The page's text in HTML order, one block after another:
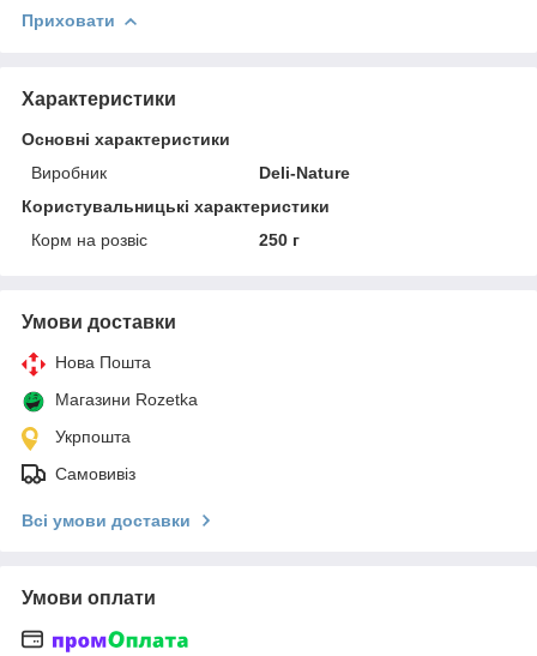
Приховати
Характеристики
Основні характеристики
Виробник
Deli-Nature
Користувальницькі характеристики
Корм на розвіс
250 г
Умови доставки
Нова Пошта
Магазини Rozetka
Укрпошта
Самовивіз
Всі умови доставки
Умови оплати